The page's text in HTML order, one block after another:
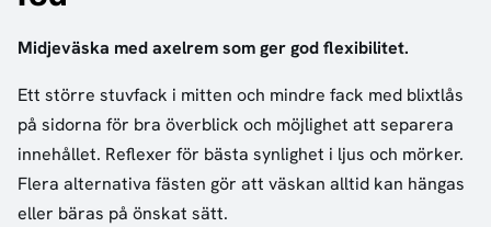
Midjeväska med axelrem som ger god flexibilitet.
Ett större stuvfack i mitten och mindre fack med blixtlås
på sidorna för bra överblick och möjlighet att separera
innehållet. Reflexer för bästa synlighet i ljus och mörker.
Flera alternativa fästen gör att väskan alltid kan hängas
eller bäras på önskat sätt.